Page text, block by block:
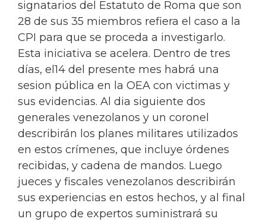
signatarios del Estatuto de Roma que son
28 de sus 35 miembros refiera el caso a la
CPI para que se proceda a investigarlo.
Esta iniciativa se acelera. Dentro de tres
días, el14 del presente mes habrá una
sesion pública en la OEA con victimas y
sus evidencias. Al dia siguiente dos
generales venezolanos y un coronel
describirán los planes militares utilizados
en estos crímenes, que incluye órdenes
recibidas, y cadena de mandos. Luego
jueces y fiscales venezolanos describirán
sus experiencias en estos hechos, y al final
un grupo de expertos suministrará su